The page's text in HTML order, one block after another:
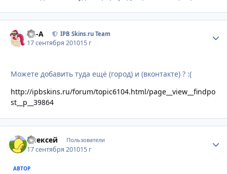
Ph-A IPB Skins.ru Team
17 сентября 201015 г
Можете добавить туда ещё (город) и (вконтакте) ? :(
http://ipbskins.ru/forum/topic6104.html/page__view__findpo
st__p__39864
Алексей Пользователи
17 сентября 201015 г
АВТОР